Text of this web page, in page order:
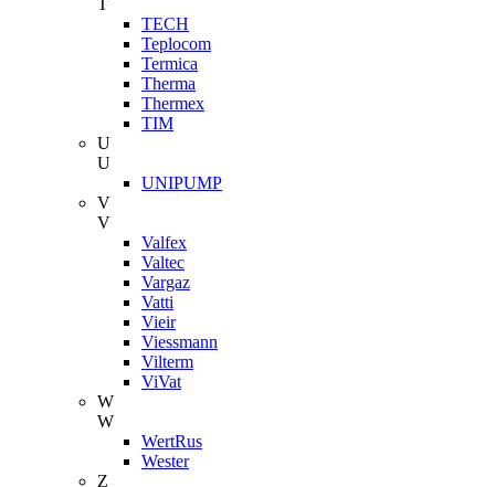
T
TECH
Teplocom
Termica
Therma
Thermex
TIM
U
U
UNIPUMP
V
V
Valfex
Valtec
Vargaz
Vatti
Vieir
Viessmann
Vilterm
ViVat
W
W
WertRus
Wester
Z